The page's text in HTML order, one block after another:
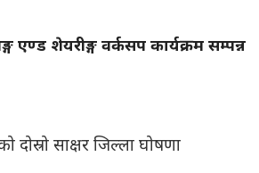
एण्ड शेयरीङ्ग वर्कसप कार्यक्रम सम्पन्न